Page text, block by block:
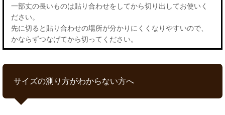
一部丈の長いものは貼り合わせをしてから切り出してお使いく
ださい。
先に切ると貼り合わせの場所が分かりにくくなりやすいので、
かならずつなげてから切ってください。
サイズの測り方がわからない方へ